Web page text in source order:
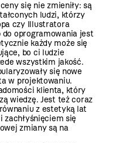
się nie zmieniły: są
ludzi, którzy
czy Illustratora
oprogramowania jest
każdy może się
bo ci ludzie
wszystkim jakość.
się nowe
w projektowaniu.
klienta, który
wiedzę. Jest też coraz
z estetyką lat
zachłyśnięciem się
zmiany są na